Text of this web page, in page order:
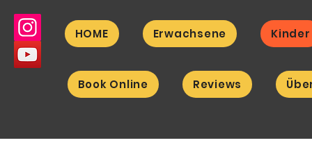
HOME Erwachsene Kinder
Book Online Reviews